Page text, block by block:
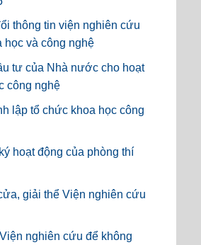
thông tin viện nghiên cứu
học và công nghệ
tư của Nhà nước cho hoạt
công nghệ
lập tổ chức khoa học công
hoạt động của phòng thí
giải thể Viện nghiên cứu
nghiên cứu để không